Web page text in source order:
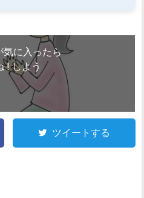
気に入ったら
! しよう
ツイートする